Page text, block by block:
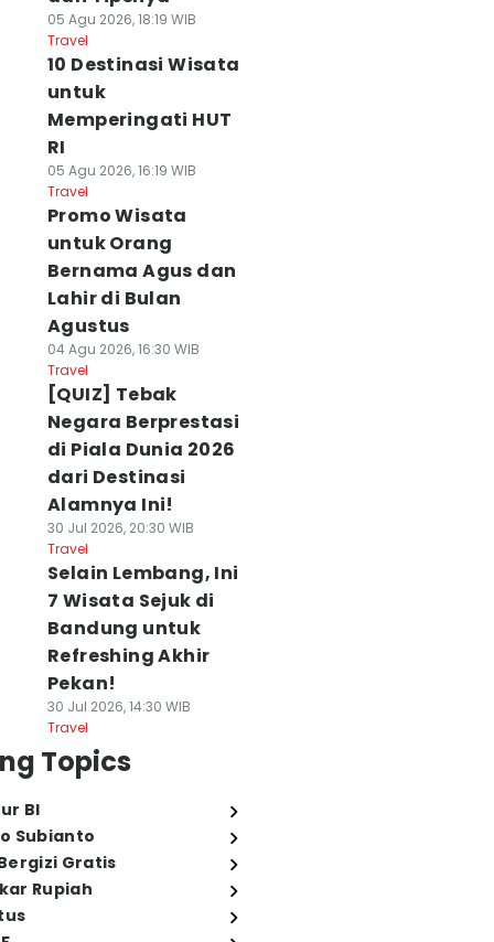
05 Agu 2026, 18:19 WIB
Travel
10 Destinasi Wisata
untuk
Memperingati HUT
RI
05 Agu 2026, 16:19 WIB
Travel
Promo Wisata
untuk Orang
Bernama Agus dan
Lahir di Bulan
Agustus
04 Agu 2026, 16:30 WIB
Travel
[QUIZ] Tebak
Negara Berprestasi
di Piala Dunia 2026
dari Destinasi
Alamnya Ini!
30 Jul 2026, 20:30 WIB
Travel
Selain Lembang, Ini
7 Wisata Sejuk di
Bandung untuk
Refreshing Akhir
Pekan!
30 Jul 2026, 14:30 WIB
Travel
Topics
BI
Subianto
Gratis
Rupiah